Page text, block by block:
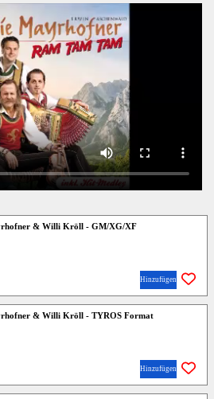
& Willi Kröll - GM/XG/XF
Hinzufügen
& Willi Kröll - TYROS Format
Hinzufügen